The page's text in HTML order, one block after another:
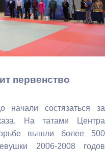
первенство
состязаться за
На татами Центра
вышли более 500
2006-2008 годов